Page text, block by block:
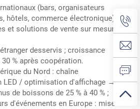
(bars, organisateurs
hôtels, commerce électronique) –
et solutions de vente sur mesure.
desservis ; croissance
% après coopération.
du Nord : chaîne
LED / optimisation d'affichage →
de boissons de 25 % à 40 % ;
d'événements en Europe : mise en